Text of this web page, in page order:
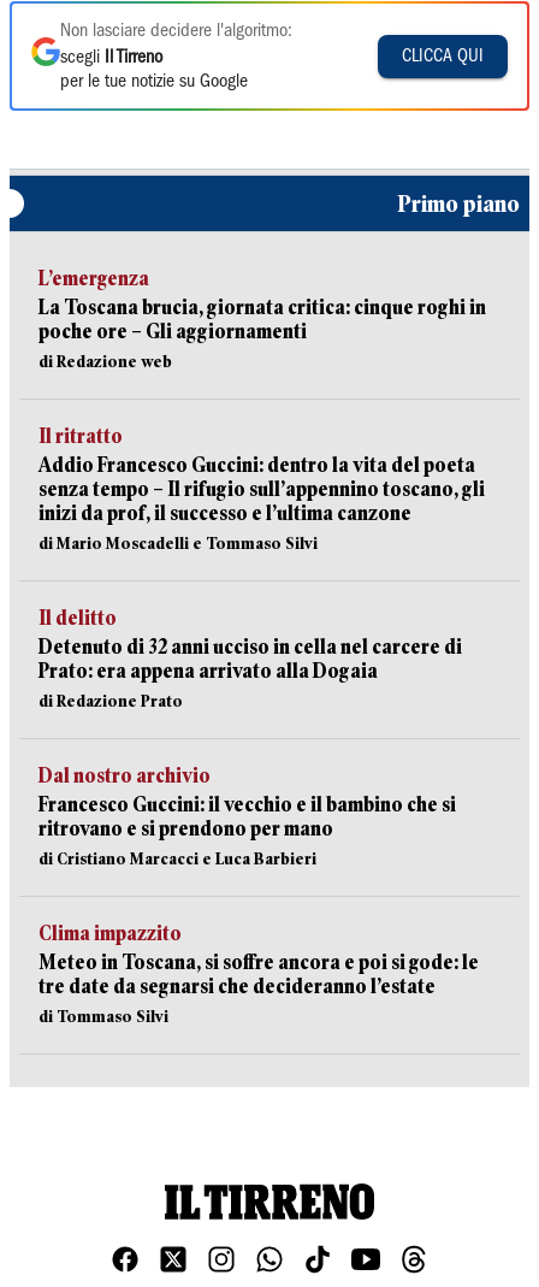
Non lasciare decidere l'algoritmo:
scegli
Il Tirreno
per le tue notizie su Google
CLICCA QUI
Primo piano
L’emergenza
La Toscana brucia, giornata critica: cinque roghi in
poche ore – Gli aggiornamenti
di Redazione web
Il ritratto
Addio Francesco Guccini: dentro la vita del poeta
senza tempo – Il rifugio sull’appennino toscano, gli
inizi da prof, il successo e l’ultima canzone
di Mario Moscadelli e Tommaso Silvi
Il delitto
Detenuto di 32 anni ucciso in cella nel carcere di
Prato: era appena arrivato alla Dogaia
di Redazione Prato
Dal nostro archivio
Francesco Guccini: il vecchio e il bambino che si
ritrovano e si prendono per mano
di Cristiano Marcacci e Luca Barbieri
Clima impazzito
Meteo in Toscana, si soffre ancora e poi si gode: le
tre date da segnarsi che decideranno l’estate
di Tommaso Silvi